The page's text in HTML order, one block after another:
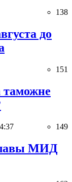
138
до
151
таможне
149
МИД